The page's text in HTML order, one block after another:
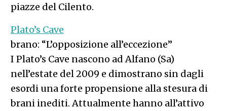
piazze del Cilento.
Plato’s Cave
brano: “L’opposizione all’eccezione”
I Plato’s Cave nascono ad Alfano (Sa)
nell’estate del 2009 e dimostrano sin dagli
esordi una forte propensione alla stesura di
brani inediti. Attualmente hanno all’attivo